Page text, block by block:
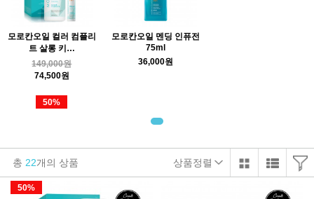
모로칸오일 컬러 컴플리
트 살롱 키…
149,000원
74,500원
50%
모로칸오일 멘딩 인퓨전
75ml
36,000원
총 22개의 상품 상품정렬
50%